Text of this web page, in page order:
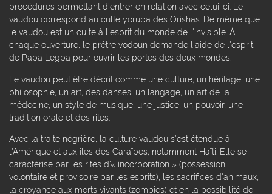
procédures permettant d'entrer en relation avec celui-ci. Le
vaudou correspond au culte yoruba des Orishas. De même que
le vaudou est un culte à l'esprit du monde de l'invisible. À
chaque ouverture, le prêtre vodoun demande l'aide de l'esprit
de Papa Legba pour ouvrir les portes des deux mondes.
Le vaudou peut être décrit comme une culture, un héritage, une
philosophie, un art, des danses, un langage, un art de la
médecine, un style de musique, une justice, un pouvoir, une
tradition orale et des rites.
Avec la traite négrière, la culture vaudou s'est étendue à
l'Amérique et aux îles des Caraïbes, notamment Haïti. Elle se
caractérise par les rites d'« incorporation » (possession
volontaire et provisoire par les esprits), les sacrifices d'animaux,
la croyance aux morts vivants (zombies) et en la possibilité de